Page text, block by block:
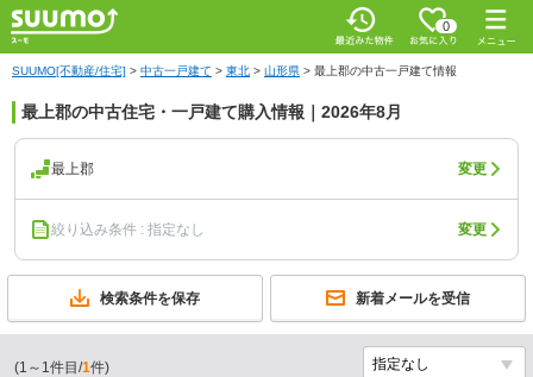
0
SUUMO[不動産/住宅] > 中古一戸建て > 東北 > 山形県 > 最上郡の中古一戸建て情報
最上郡の中古住宅・一戸建て購入情報｜2026年8月
最上郡 変更
絞り込み条件 : 指定なし 変更
検索条件を保存 新着メールを受信
(1 ～ 1件目/1件)